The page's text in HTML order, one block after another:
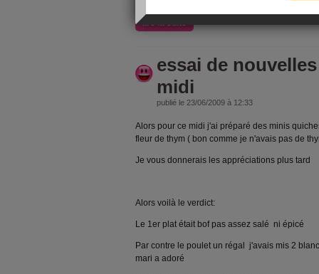
lire la suite
essai de
midi
publié le 23/06/2009 à 12:33
Alors pour ce midi j'ai préparé des minis
fleur de thym ( bon comme je n'avais pas de
Je vous donnerais les appréciations plus tard
Alors voilà le verdict:
Le 1er plat était bof pas assez salé ni épicé
Par contre le poulet un régal
j'avais mis 2
mari a adoré